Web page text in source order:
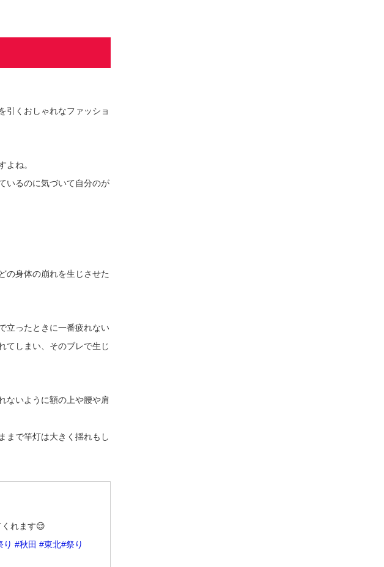
引くおしゃれなファッショ
よね。
いるのに気づいて自分のが
の身体の崩れを生じさせた
立ったときに一番疲れない
てしまい、そのブレで生じ
ないように額の上や腰や肩
まで竿灯は大きく揺れもし
れます😌
り #秋田 #東北#祭り